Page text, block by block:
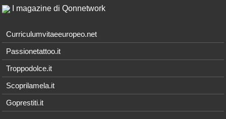
I magazine di Qonnetwork
Curriculumvitaeeuropeo.net
Passionetattoo.it
Troppodolce.it
Scoprilamela.it
Goprestiti.it